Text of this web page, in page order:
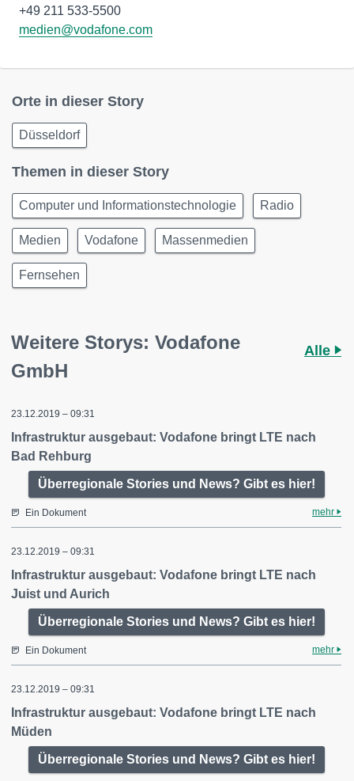
medien@vodafone.com
Orte in dieser Story
Düsseldorf
Themen in dieser Story
Computer und Informationstechnologie Radio
Medien Vodafone Massenmedien
Fernsehen
Weitere Storys: Vodafone
GmbH
Alle
23.12.2019 – 09:31
Infrastruktur ausgebaut: Vodafone bringt LTE nach
Bad Rehburg
Überregionale Stories und News? Gibt es hier!
Ein Dokument mehr
23.12.2019 – 09:31
Infrastruktur ausgebaut: Vodafone bringt LTE nach
Juist und Aurich
Überregionale Stories und News? Gibt es hier!
Ein Dokument mehr
23.12.2019 – 09:31
Infrastruktur ausgebaut: Vodafone bringt LTE nach
Müden
Überregionale Stories und News? Gibt es hier!